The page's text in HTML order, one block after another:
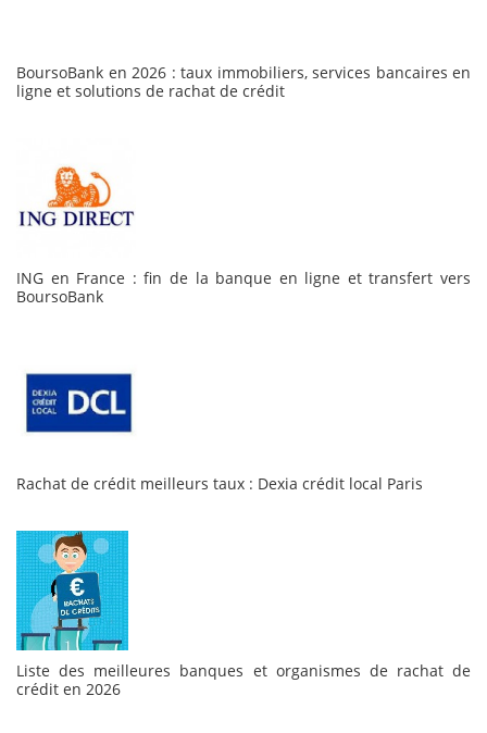
BoursoBank en 2026 : taux immobiliers, services bancaires en
ligne et solutions de rachat de crédit
ING en France : fin de la banque en ligne et transfert vers
BoursoBank
Rachat de crédit meilleurs taux : Dexia crédit local Paris
Liste des meilleures banques et organismes de rachat de
crédit en 2026